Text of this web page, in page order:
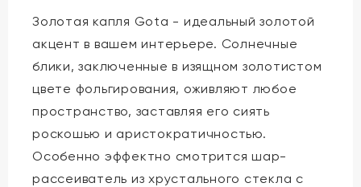
Золотая капля Gota - идеальный золотой
акцент в вашем интерьере. Солнечные
блики, заключенные в изящном золотистом
цвете фольгирования, оживляют любое
пространство, заставляя его сиять
роскошью и аристократичностью.
Особенно эффектно смотрится шар-
рассеиватель из хрустального стекла с